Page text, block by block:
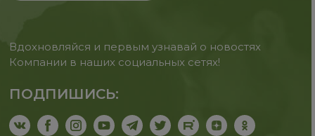
Вдохновляйся и первым узнавай о новостях
Компании в наших социальных сетях!
ПОДПИШИСЬ: